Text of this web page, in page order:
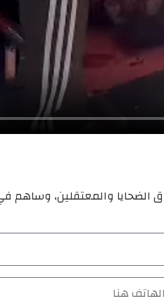
والمعتقلين، وساهم